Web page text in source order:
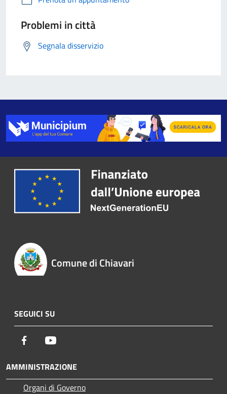
Problemi in città
Segnala disservizio
Comune di Chiavari
SEGUICI SU
Facebook
AMMINISTRAZIONE
Organi di Governo